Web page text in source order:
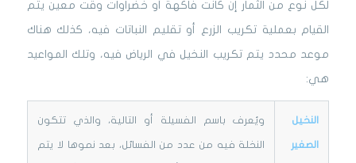
لكل نوع من الثمار إن كانت فاكهة أو خضراوات وقت معين يتم
القيام بعملية تكريب الزرع أو تقليم النباتات فيه، كذلك هناك
موعد محدد يتم تكريب النخيل في الرياض فيه، وتلك المواعيد
هي:
النخيل
الصغير
ويُعرف باسم الفسيلة أو التالية، والذي تتكون
النخلة فيه من عدد من الفسائل، بعد نموها لا يتم